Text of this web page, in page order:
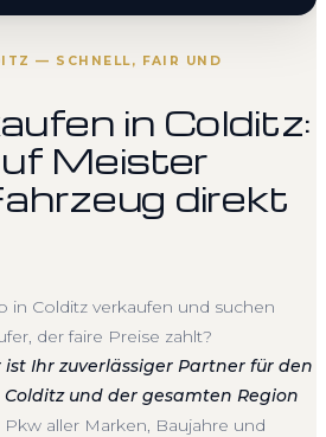
— SCHNELL, FAIR UND
in Colditz:
Meister
direkt
in Colditz verkaufen und suchen
der faire Preise zahlt?
Ihr zuverlässiger Partner für den
und der gesamten Region
aller Marken, Baujahre und